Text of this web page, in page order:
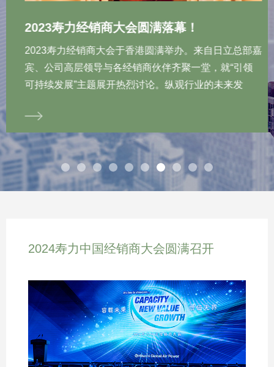
2023寿力经销商大会圆满落幕！
2023寿力经销商大会于香港圆满举办。来自日立总部嘉
宾、公司高层领导与各经销商伙伴齐聚一堂，就“引领
可持续发展”主题展开热烈讨论。纵观行业的未来发
势在必行。对我们而言，凭借绿色产品和数字技术构建
起更美好社会的未来，便是对引领可持续发展理念最好
的诠释。大会伊始，日立产机系统有限公司社长
Yasuhiro (Charlie) Takeuchi、常务董事Hideharu
(Henry) Tanaka以及董事兼寿力全球CEO及总裁John
新的起点，我们将继续提供超高效的压缩空气产品和工
面对未来，Hitachi Group Air Power(HGAP)将持续研发
创新科技，加强数字技术赋能，并坚实绿色低碳的生产
经营理念，提供更有价值的压缩空气解决方案。针对这
一目标，公司总经理致辞Kawabata Natsuki先生根据企
业实际情况给出战略指导以及实施建议，开启发展新篇
2024寿力中国经销商大会圆满召开